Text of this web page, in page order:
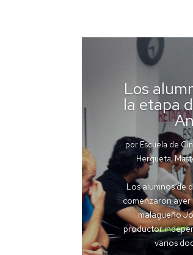
Los
la etapa
por Escuela de
Hergueta,
Los alumnos de
comenzaron
malagueño
productor
varios